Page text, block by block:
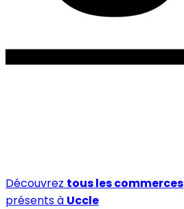
Découvrez tous les commerces
présents à Uccle